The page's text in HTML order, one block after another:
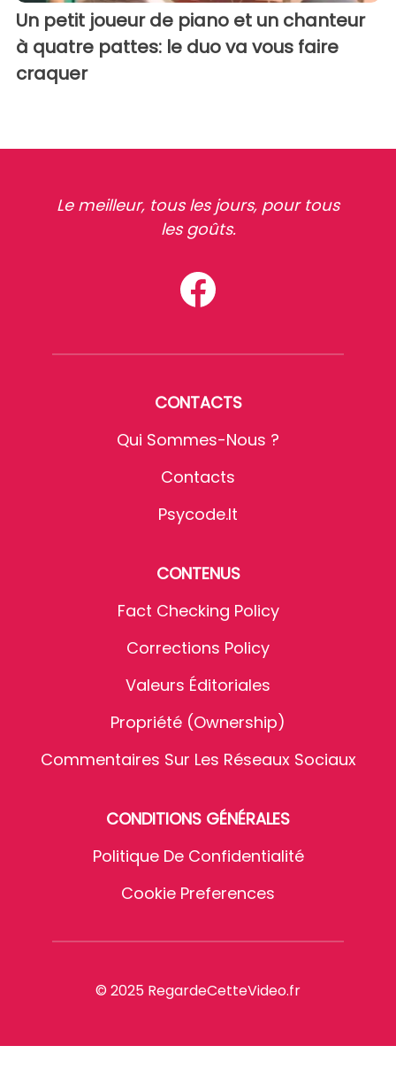
Un petit joueur de piano et un chanteur
à quatre pattes: le duo va vous faire
craquer
Le meilleur, tous les jours, pour tous
les goûts.
CONTACTS
Qui Sommes-Nous ?
Contacts
Psycode.it
CONTENUS
Fact Checking Policy
Corrections Policy
Valeurs Éditoriales
Propriété (Ownership)
Commentaires Sur Les Réseaux Sociaux
CONDITIONS GÉNÉRALES
Politique De Confidentialité
Cookie Preferences
© 2025 RegardeCetteVideo.fr